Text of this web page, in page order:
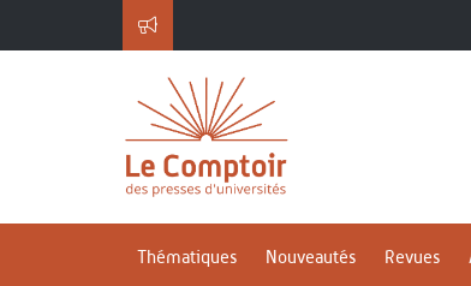
Thématiques Nouveautés Revues